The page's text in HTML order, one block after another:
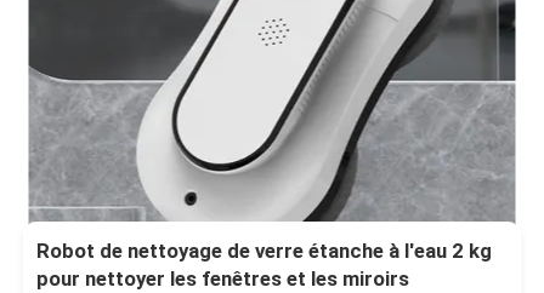
Robot de nettoyage de verre étanche à l'eau 2 kg
pour nettoyer les fenêtres et les miroirs